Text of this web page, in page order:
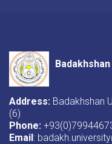
Address: Badakhshan
(6)
Phone:
Email: